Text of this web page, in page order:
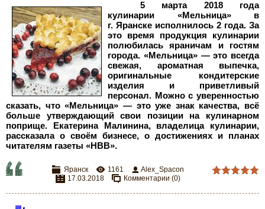
5 марта 2018 года
кулинарии «Мельница» в
г. Яранске исполнилось 2 года. За
это время продукция кулинарии
полюбилась яраничам и гостям
города. «Мельница» — это всегда
свежая, ароматная выпечка,
оригинальные кондитерские
изделия и приветливый
персонал. Можно с уверенностью
сказать, что «Мельница» — это уже знак качества, всё
больше утверждающий свои позиции на кулинарном
поприще. Екатерина Малинина, владелица кулинарии,
рассказала о своём бизнесе, о достижениях и планах
читателям газеты «НВВ».
Яранск 1161
Alex_Spacon
17.03.2018
Комментарии (0)